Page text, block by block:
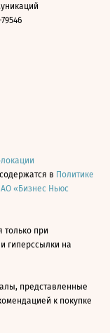
в Политике
«Бизнес Ньюс
только при
гиперссылки на
представленные
к покупке